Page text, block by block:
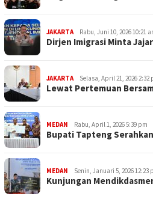
JAKARTA Rabu, Juni 10, 2026 10:21
Dirjen Imigrasi Minta
JAKARTA Selasa, April 21, 2026 2:32
Lewat Pertemuan
MEDAN Rabu, April 1, 2026 5:39 pm
Bupati Tapteng
MEDAN Senin, Januari 5, 2026 12:23
Kunjungan